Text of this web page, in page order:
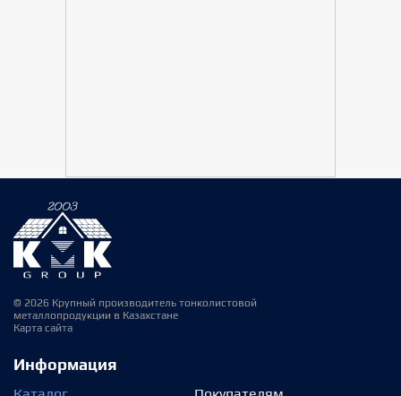
© 2026 Крупный производитель тонколистовой
металлопродукции в Казахстане
Карта сайта
Информация